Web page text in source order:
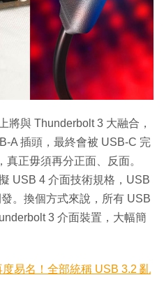
將與 Thunderbolt 3 大融合，
A 插頭，最終會被 USB-C 完
正毋須再分正面、反面。
USB 4 介面技術規格，USB
。換個方式來說，所有 USB
3 介面裝置，大幅簡
度易名！全部統稱 USB 3.2 亂